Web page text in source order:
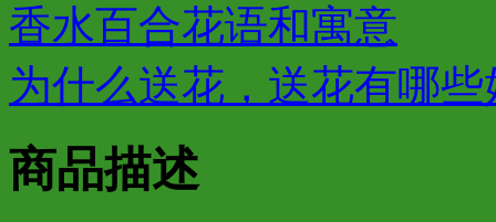
香水百合花语和寓意
为什么送花，送花有哪
商品描述